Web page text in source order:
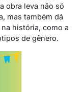
obra leva não só
mas também dá
história, como a
de gênero.